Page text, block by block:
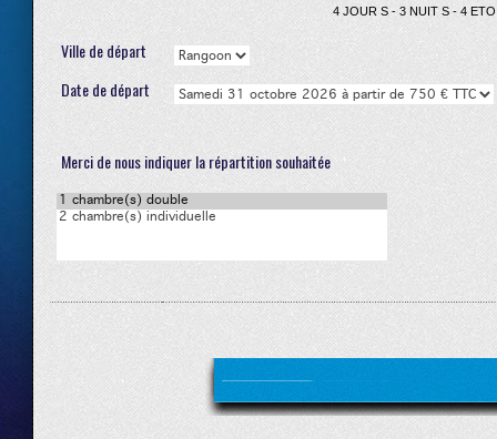
4 JOUR S - 3 NUIT S - 4
Ville de départ
Date de départ
Merci de nous indiquer la répartition souhaitée